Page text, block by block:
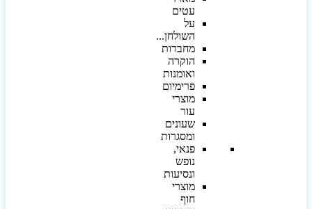
עטים
על
השולחן...
מחברות
הוקרה
ואומנות
פרימיום
מוצרי
עור
שעונים
ומסגרות
פנאי,
נופש
ונסיעות
מוצרי
חוף